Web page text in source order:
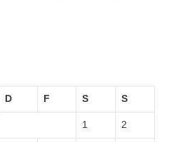
D F S S
1 2